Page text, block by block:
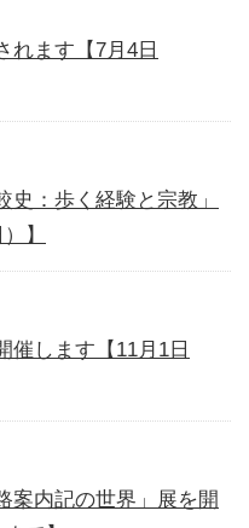
れます【7月4日
史：歩く経験と宗教」
】
催します【11月1日
案内記の世界」展を開